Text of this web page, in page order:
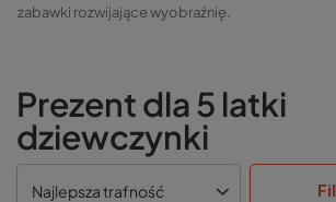
zabawki rozwijające wyobraźnię.
Prezent dla 5 latki
dziewczynki
Najlepsza trafność